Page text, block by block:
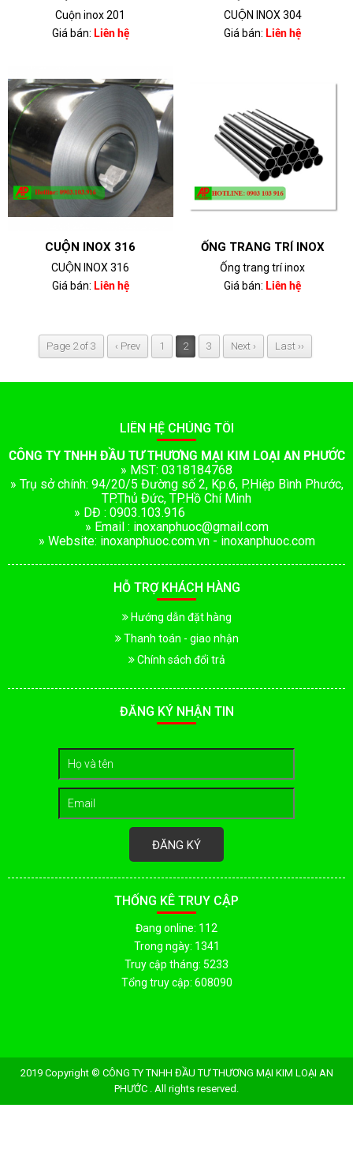
Cuộn inox 201
Giá bán: Liên hệ
CUỘN INOX 304
Giá bán: Liên hệ
CUỘN INOX 316
CUỘN INOX 316
Giá bán: Liên hệ
ỐNG TRANG TRÍ INOX
Ống trang trí inox
Giá bán: Liên hệ
Page 2 of 3 ‹ Prev 1 2 3 Next › Last ››
LIÊN HỆ CHÚNG TÔI
CÔNG TY TNHH ĐẦU TƯ THƯƠNG MẠI KIM LOẠI AN PHƯỚC
» MST: 0318184768
» Trụ sở chính: 94/20/5 Đường số 2, Kp.6, P.Hiệp Bình Phước,
TP.Thủ Đức, TP.Hồ Chí Minh
» DĐ : 0903.103.916
» Email : inoxanphuoc@gmail.com
» Website: inoxanphuoc.com.vn - inoxanphuoc.com
HỖ TRỢ KHÁCH HÀNG
Hướng dẫn đặt hàng
Thanh toán - giao nhận
Chính sách đổi trả
ĐĂNG KÝ NHẬN TIN
ĐĂNG KÝ
THỐNG KÊ TRUY CẬP
Đang online: 112
Trong ngày: 1341
Truy cập tháng: 5233
Tổng truy cập: 608090
2019 Copyright © CÔNG TY TNHH ĐẦU TƯ THƯƠNG MẠI KIM LOẠI AN
PHƯỚC . All rights reserved.